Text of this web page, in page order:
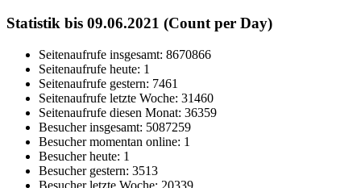
Statistik bis 09.06.2021 (Count per Day)
Seitenaufrufe insgesamt: 8670866
Seitenaufrufe heute: 1
Seitenaufrufe gestern: 7461
Seitenaufrufe letzte Woche: 31460
Seitenaufrufe diesen Monat: 36359
Besucher insgesamt: 5087259
Besucher momentan online: 1
Besucher heute: 1
Besucher gestern: 3513
Besucher letzte Woche: 20339